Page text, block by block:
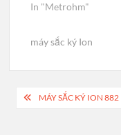
In "Metrohm"
máy sắc ký Ion
PostMÁY SẮC KÝ ION